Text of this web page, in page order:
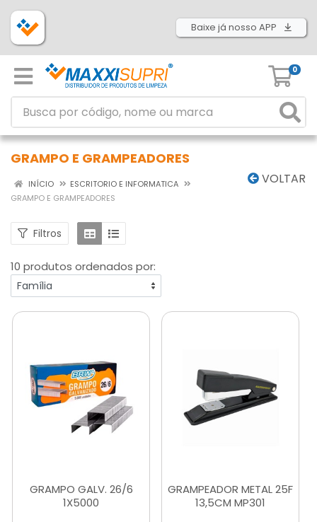
Baixe já nosso APP
0
GRAMPO E GRAMPEADORES
VOLTAR
INÍCIO
ESCRITORIO E INFORMATICA
GRAMPO E GRAMPEADORES
Filtros
10 produtos ordenados por:
GRAMPO GALV. 26/6
1X5000
GRAMPEADOR METAL 25F
13,5CM MP301